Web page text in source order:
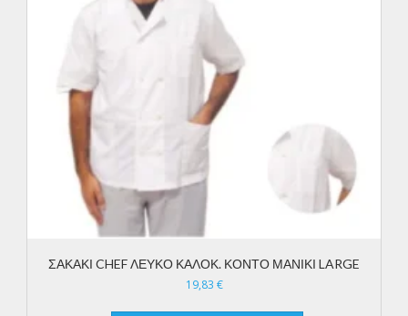
ΣΑΚΑΚΙ CHEF ΛΕΥΚΟ ΚΑΛΟΚ. ΚΟΝΤΟ ΜΑΝΙΚΙ LARGE
19,83 €